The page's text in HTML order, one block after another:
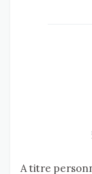
A titre